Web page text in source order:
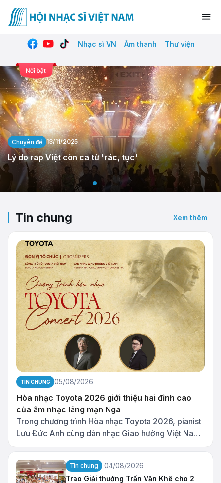
Nhạc sĩ VN Âm thanh Thư viện
Chuyên đề 13/11/2025
Lý do rap Việt còn ca từ 'rác, tục'
Tin chung Xem thêm
TIN CHUNG 05/08/2026
Hòa nhạc Toyota 2026 giới thiệu hai đỉnh cao
của âm nhạc lãng mạn Nga
Trong chương trình Hòa nhạc Toyota 2026, pianist
Lưu Đức Anh cùng dàn nhạc Giao hưởng Việt Nam
Hà Nội.
Tin chung
04/08/2026
Trao Giải thưởng Trần Văn Khê cho 2